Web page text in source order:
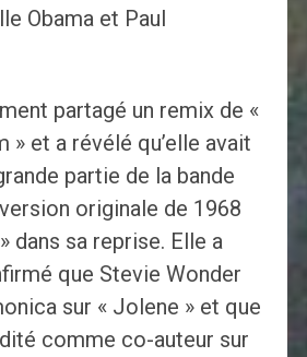
Obama et Paul
partagé un remix de «
» et a révélé qu’elle avait
partie de la bande
originale de 1968
dans sa reprise. Elle a
que Stevie Wonder
sur « Jolene » et que
comme co-auteur sur